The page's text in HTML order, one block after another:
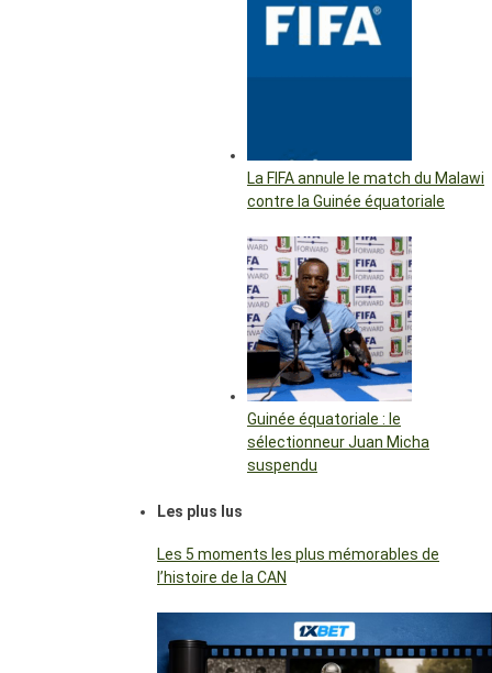
La FIFA annule le match du Malawi
contre la Guinée équatoriale
Guinée équatoriale : le
sélectionneur Juan Micha
suspendu
Les plus lus
Les 5 moments les plus mémorables de
l’histoire de la CAN